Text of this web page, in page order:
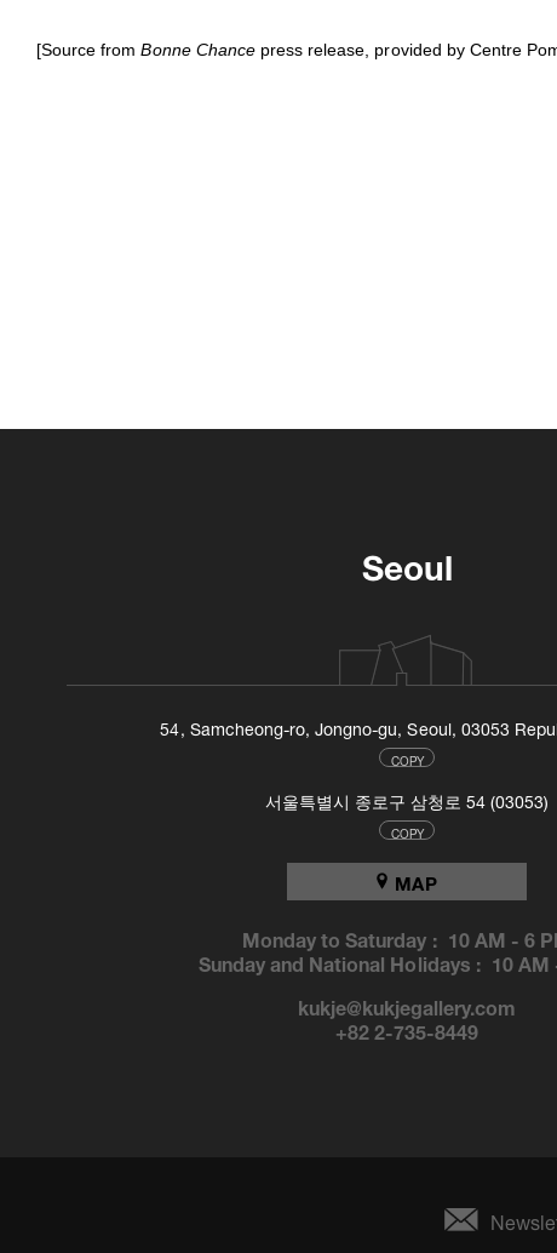
[Source fromBonne Chancepress release, provided by Centre
Seoul
54, Samcheong-ro, Jongno-gu, Seoul, 03053
COPY
서울특별시 종로구 삼청로 54 (03053)
COPY
MAP
Monday to Saturday : 10 AM-6
Sunday and National Holidays : 10 AM
kukje@kukjegallery.com
+82 2-735-8449